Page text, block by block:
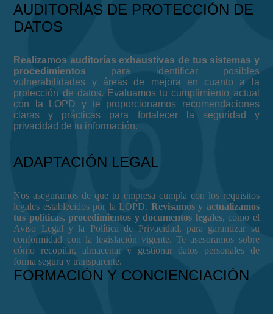
AUDITORÍAS DE PROTECCIÓN DE
DATOS
Realizamos auditorías exhaustivas de tus sistemas y
procedimientos para identificar posibles
vulnerabilidades y áreas de mejora en cuanto a la
protección de datos. Evaluamos tu cumplimiento actual
con la LOPD y te proporcionamos recomendaciones
claras y prácticas para fortalecer la seguridad y
privacidad de tu información.
ADAPTACIÓN LEGAL
Nos aseguramos de que tu empresa cumpla con los requisitos
legales establecidos por la LOPD. Revisamos y actualizamos
tus políticas, procedimientos y documentos legales, como el
Aviso Legal y la Política de Privacidad, para garantizar su
conformidad con la legislación vigente. Te asesoramos sobre
cómo recopilar, almacenar y gestionar datos personales de
forma segura y transparente.
FORMACIÓN Y CONCIENCIACIÓN